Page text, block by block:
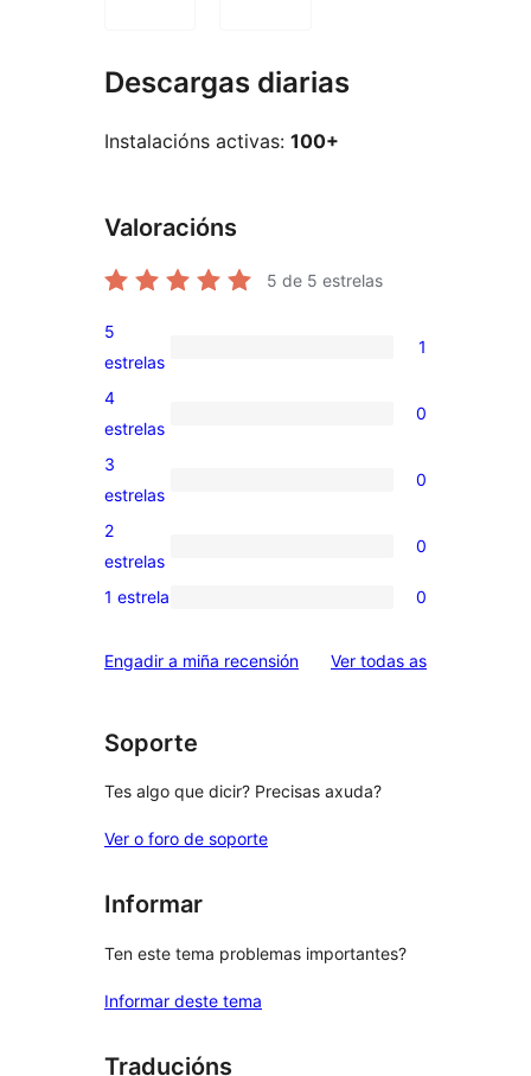
Descargas diarias
Instalacións activas: 100+
Valoracións
5 de 5 estrelas
1
valoración
de
5
estrelas
1
0
valoracións
de
4
estrelas
0
0
valoracións
de
3
estrelas
0
0
valoracións
2
2
estrelas
0
0
de
estrelas
1 estrela 0
Engadir a miña recensión Ver todas asvaloracións
Soporte
Tes algo que dicir? Precisas axuda?
Ver o foro de soporte
Informar
Ten este tema problemas importantes?
Informar deste tema
Traducións